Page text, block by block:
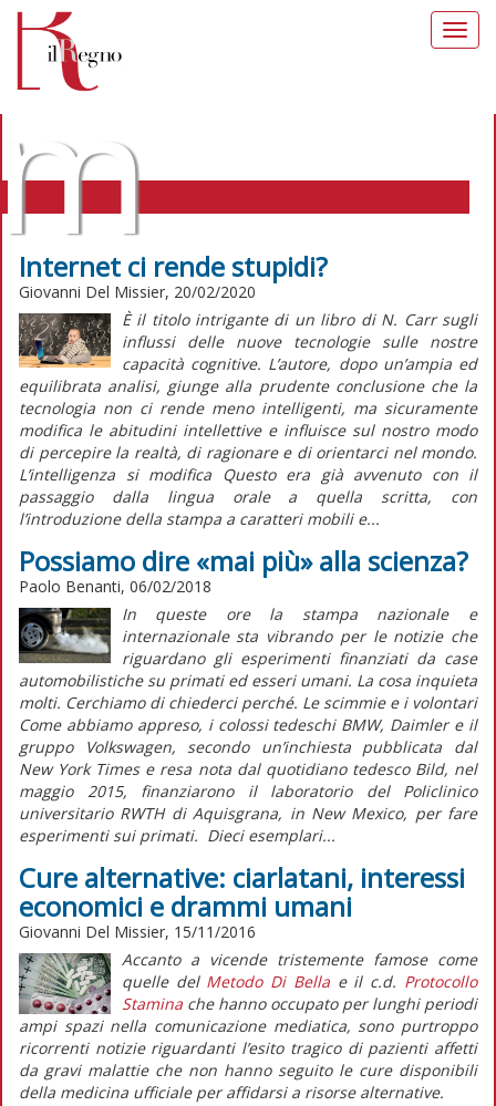
MORALIA TAG: PROGRESSO
Internet ci rende stupidi?
Giovanni Del Missier, 20/02/2020
È il titolo intrigante di un libro di N. Carr sugli
influssi delle nuove tecnologie sulle nostre
capacità cognitive. L’autore, dopo un’ampia ed
equilibrata analisi, giunge alla prudente conclusione che la
tecnologia non ci rende meno intelligenti, ma sicuramente
modifica le abitudini intellettive e influisce sul nostro modo
di percepire la realtà, di ragionare e di orientarci nel mondo.
L’intelligenza si modifica Questo era già avvenuto con il
passaggio dalla lingua orale a quella scritta, con
l’introduzione della stampa a caratteri mobili e...
Possiamo dire «mai più» alla scienza?
Paolo Benanti, 06/02/2018
In queste ore la stampa nazionale e
internazionale sta vibrando per le notizie che
riguardano gli esperimenti finanziati da case
automobilistiche su primati ed esseri umani. La cosa inquieta
molti. Cerchiamo di chiederci perché. Le scimmie e i volontari
Come abbiamo appreso, i colossi tedeschi BMW, Daimler e il
gruppo Volkswagen, secondo un’inchiesta pubblicata dal
New York Times e resa nota dal quotidiano tedesco Bild, nel
maggio 2015, finanziarono il laboratorio del Policlinico
universitario RWTH di Aquisgrana, in New Mexico, per fare
esperimenti sui primati. Dieci esemplari...
Cure alternative: ciarlatani, interessi
economici e drammi umani
Giovanni Del Missier, 15/11/2016
Accanto a vicende tristemente famose come
quelle del Metodo Di Bellae il c.d. Protocollo
Staminache hanno occupato per lunghi periodi
ampi spazi nella comunicazione mediatica, sono purtroppo
ricorrenti notizie riguardanti l’esito tragico di pazienti affetti
da gravi malattie che non hanno seguito le cure disponibili
della medicina ufficiale per affidarsi a risorse alternative.